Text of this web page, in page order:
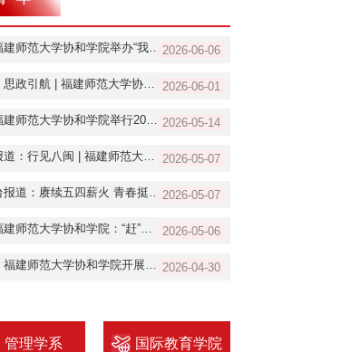
2026-06-06
2026-06-01
2026-05-14
2026-05-07
2026-05-07
2026-05-06
2026-04-30
管理学系 国际教育学院